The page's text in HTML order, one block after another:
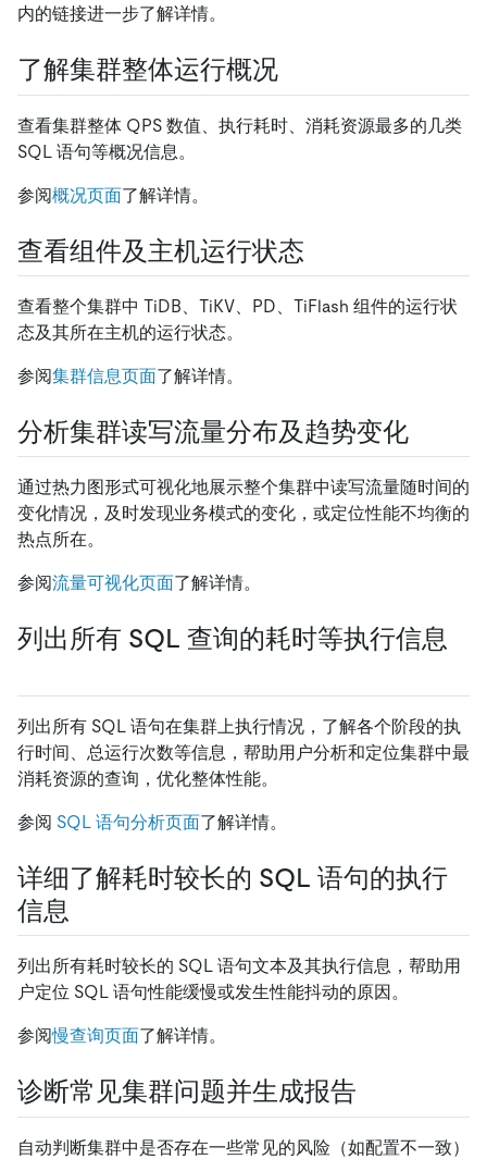
内的链接进一步了解详情。
了解集群整体运行概况
查看集群整体 QPS 数值、执行耗时、消耗资源最多的几类
SQL 语句等概况信息。
参阅概况页面了解详情。
查看组件及主机运行状态
查看整个集群中 TiDB、TiKV、PD、TiFlash 组件的运行状
态及其所在主机的运行状态。
参阅集群信息页面了解详情。
分析集群读写流量分布及趋势变化
通过热力图形式可视化地展示整个集群中读写流量随时间的
变化情况，及时发现业务模式的变化，或定位性能不均衡的
热点所在。
参阅流量可视化页面了解详情。
列出所有 SQL 查询的耗时等执行信息
列出所有 SQL 语句在集群上执行情况，了解各个阶段的执
行时间、总运行次数等信息，帮助用户分析和定位集群中最
消耗资源的查询，优化整体性能。
参阅 SQL 语句分析页面了解详情。
详细了解耗时较长的 SQL 语句的执行
信息
列出所有耗时较长的 SQL 语句文本及其执行信息，帮助用
户定位 SQL 语句性能缓慢或发生性能抖动的原因。
参阅慢查询页面了解详情。
诊断常见集群问题并生成报告
自动判断集群中是否存在一些常见的风险（如配置不一致）